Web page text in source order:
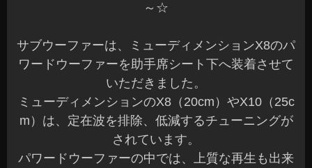
～☆
サブウーファーは、ミューディメンションX8のパ
ワードウーファーを助手席シート下へ装着させて
いただきました。
ミューディメンションのX8（20cm）やX10（25c
m）は、定在波を排除、低減するチューニングが
されています。
パワードウーファーの中では、上質な再生も出来